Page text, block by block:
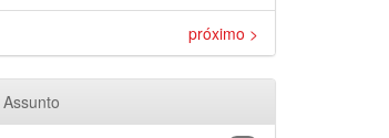
próximo >
Assunto